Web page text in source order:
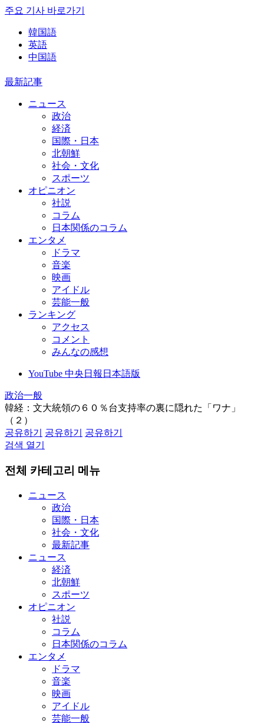
주요 기사 바로가기
韓国語
英語
中国語
最新記事
ニュース
政治
経済
国際・日本
北朝鮮
社会・文化
スポーツ
オピニオン
社説
コラム
日本関係のコラム
エンタメ
ドラマ
音楽
映画
アイドル
芸能一般
ランキング
アクセス
コメント
みんなの感想
YouTube 中央日報日本語版
政治一般
韓経：文大統領の６０％台支持率の裏に隠れた「ワナ」
（２）
공유하기
공유하기
공유하기
검색 열기
전체 카테고리 메뉴
ニュース
政治
国際・日本
社会・文化
最新記事
ニュース
経済
北朝鮮
スポーツ
オピニオン
社説
コラム
日本関係のコラム
エンタメ
ドラマ
音楽
映画
アイドル
芸能一般